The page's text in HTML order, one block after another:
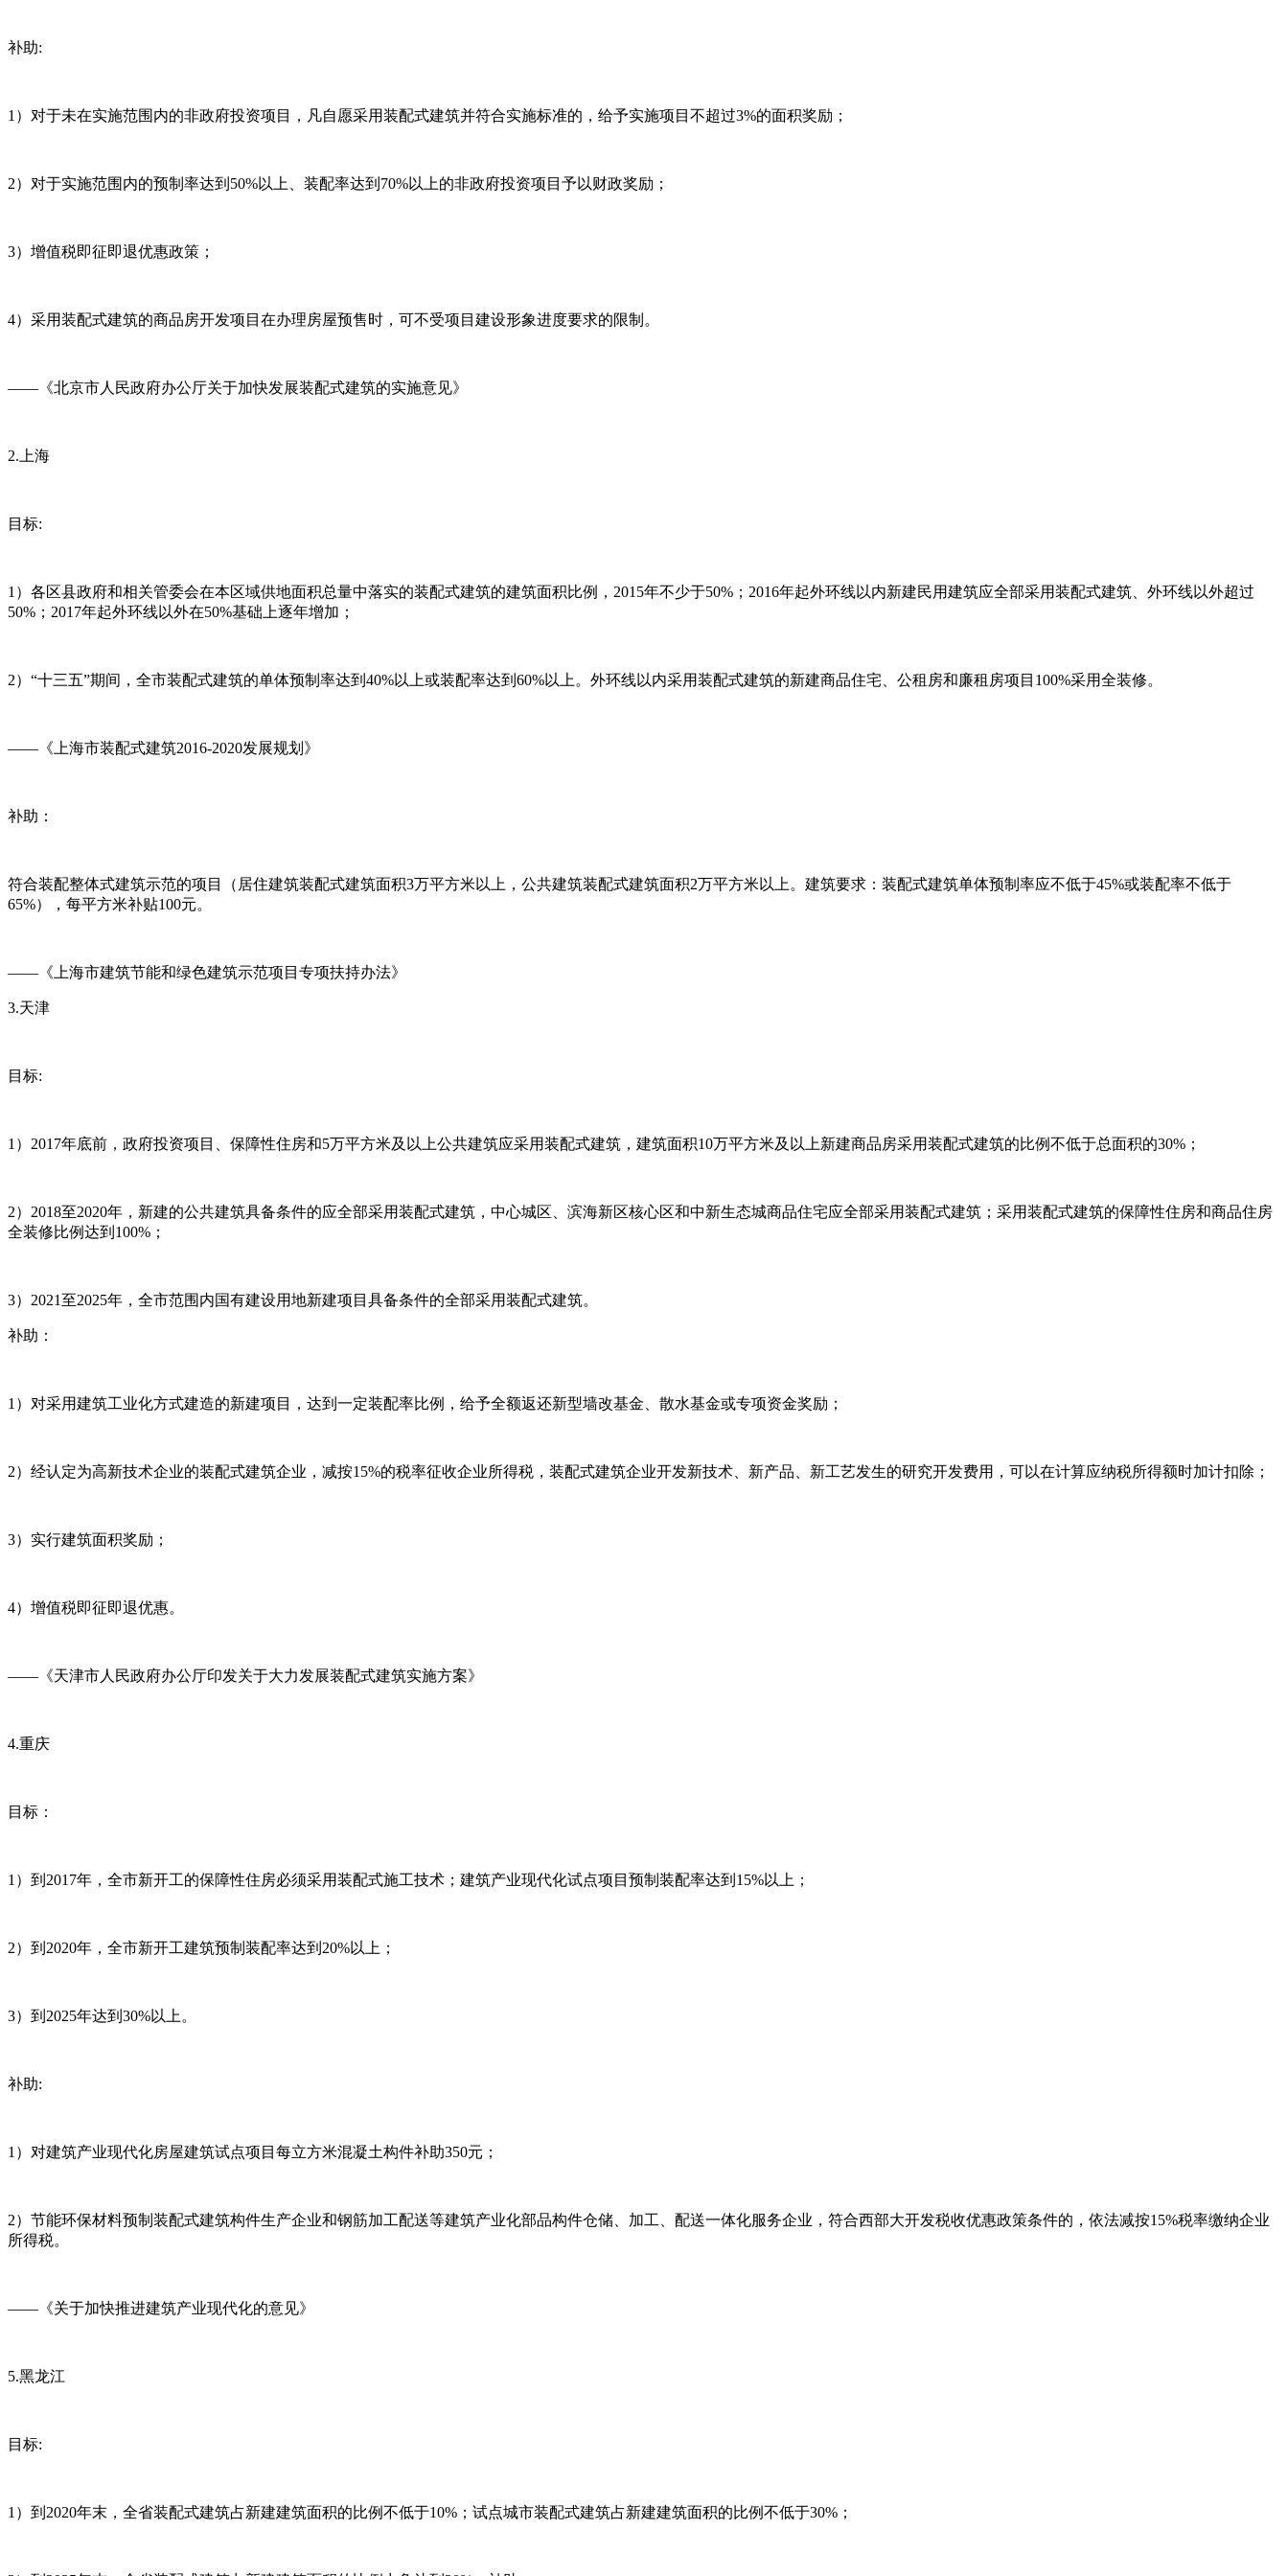
补助:
1）对于未在实施范围内的非政府投资项目，凡自愿采用装配式建筑并符合实施标准的，给予实施项目不超过3%的面积奖励；
2）对于实施范围内的预制率达到50%以上、装配率达到70%以上的非政府投资项目予以财政奖励；
3）增值税即征即退优惠政策；
4）采用装配式建筑的商品房开发项目在办理房屋预售时，可不受项目建设形象进度要求的限制。
——《北京市人民政府办公厅关于加快发展装配式建筑的实施意见》
2.上海
目标:
1）各区县政府和相关管委会在本区域供地面积总量中落实的装配式建筑的建筑面积比例，2015年不少于50%；2016年起外环线以内新建民用建筑应全部采用装配式建筑、外环线以外超过
50%；2017年起外环线以外在50%基础上逐年增加；
2）“十三五”期间，全市装配式建筑的单体预制率达到40%以上或装配率达到60%以上。外环线以内采用装配式建筑的新建商品住宅、公租房和廉租房项目100%采用全装修。
——《上海市装配式建筑2016-2020发展规划》
补助：
符合装配整体式建筑示范的项目（居住建筑装配式建筑面积3万平方米以上，公共建筑装配式建筑面积2万平方米以上。建筑要求：装配式建筑单体预制率应不低于45%或装配率不低于
65%），每平方米补贴100元。
——《上海市建筑节能和绿色建筑示范项目专项扶持办法》
3.天津
目标:
1）2017年底前，政府投资项目、保障性住房和5万平方米及以上公共建筑应采用装配式建筑，建筑面积10万平方米及以上新建商品房采用装配式建筑的比例不低于总面积的30%；
2）2018至2020年，新建的公共建筑具备条件的应全部采用装配式建筑，中心城区、滨海新区核心区和中新生态城商品住宅应全部采用装配式建筑；采用装配式建筑的保障性住房和商品住房
全装修比例达到100%；
3）2021至2025年，全市范围内国有建设用地新建项目具备条件的全部采用装配式建筑。
补助：
1）对采用建筑工业化方式建造的新建项目，达到一定装配率比例，给予全额返还新型墙改基金、散水基金或专项资金奖励；
2）经认定为高新技术企业的装配式建筑企业，减按15%的税率征收企业所得税，装配式建筑企业开发新技术、新产品、新工艺发生的研究开发费用，可以在计算应纳税所得额时加计扣除；
3）实行建筑面积奖励；
4）增值税即征即退优惠。
——《天津市人民政府办公厅印发关于大力发展装配式建筑实施方案》
4.重庆
目标：
1）到2017年，全市新开工的保障性住房必须采用装配式施工技术；建筑产业现代化试点项目预制装配率达到15%以上；
2）到2020年，全市新开工建筑预制装配率达到20%以上；
3）到2025年达到30%以上。
补助:
1）对建筑产业现代化房屋建筑试点项目每立方米混凝土构件补助350元；
2）节能环保材料预制装配式建筑构件生产企业和钢筋加工配送等建筑产业化部品构件仓储、加工、配送一体化服务企业，符合西部大开发税收优惠政策条件的，依法减按15%税率缴纳企业
所得税。
——《关于加快推进建筑产业现代化的意见》
5.黑龙江
目标:
1）到2020年末，全省装配式建筑占新建建筑面积的比例不低于10%；试点城市装配式建筑占新建建筑面积的比例不低于30%；